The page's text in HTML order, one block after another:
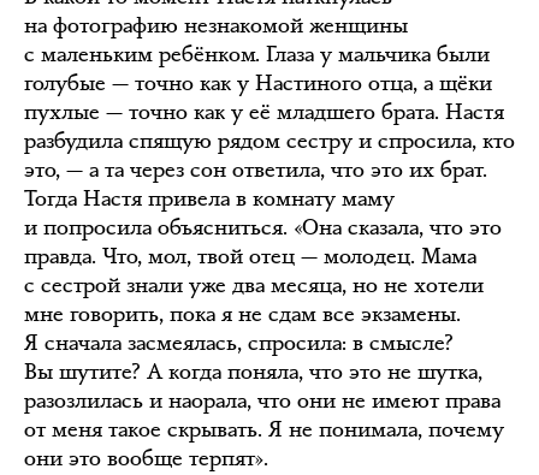
на фотографию незнакомой женщины
с маленьким ребёнком. Глаза у мальчика были
голубые — точно как у Настиного отца, а щёки
пухлые — точно как у её младшего брата. Настя
разбудила спящую рядом сестру и спросила, кто
это, — а та через сон ответила, что это их брат.
Тогда Настя привела в комнату маму
и попросила объясниться. «Она сказала, что это
правда. Что, мол, твой отец — молодец. Мама
с сестрой знали уже два месяца, но не хотели
мне говорить, пока я не сдам все экзамены.
Я сначала засмеялась, спросила: в смысле?
Вы шутите? А когда поняла, что это не шутка,
разозлилась и наорала, что они не имеют права
от меня такое скрывать. Я не понимала, почему
они это вообще терпят».